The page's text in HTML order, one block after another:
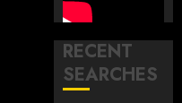
RECENT
SEARCHES